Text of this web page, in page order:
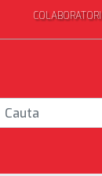
COLABORATORI